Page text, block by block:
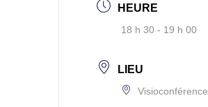
HEURE
18 h 30 - 19 h 00
LIEU
Visioconférence